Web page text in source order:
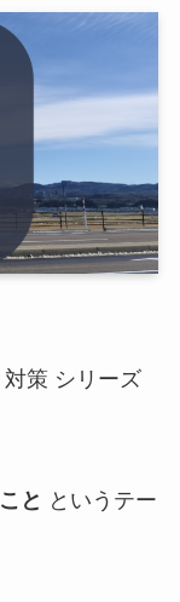
策 シリーズ
と というテー